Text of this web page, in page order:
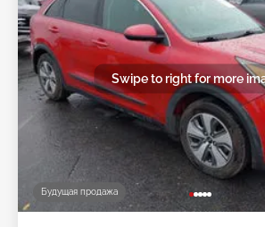
Будущая продажа
Swipe to right for more